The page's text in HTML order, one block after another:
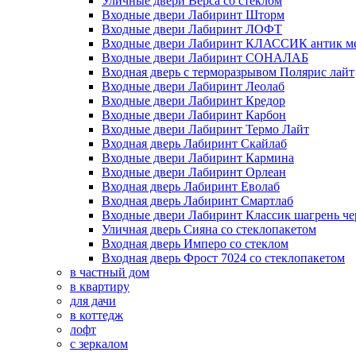
Входные двери Лабиринт Шторм
Входные двери Лабиринт ЛОФТ
Входные двери Лабиринт КЛАССИК антик
Входные двери Лабиринт СОНАЛАБ
Входная дверь с терморазрывом Полярис лайт
Входные двери Лабиринт Леолаб
Входные двери Лабиринт Кредор
Входные двери Лабиринт Карбон
Входные двери Лабиринт Термо Лайт
Входная дверь Лабиринт Скайлаб
Входные двери Лабиринт Кармина
Входные двери Лабиринт Орлеан
Входная дверь Лабиринт Еволаб
Входная дверь Лабиринт Смартлаб
Входные двери Лабиринт Классик шагрень
Уличная дверь Сияна со стеклопакетом
Входная дверь Имперо со стеклом
Входная дверь Фрост 7024 со стеклопакетом
в частный дом
в квартиру
для дачи
в коттедж
лофт
с зеркалом